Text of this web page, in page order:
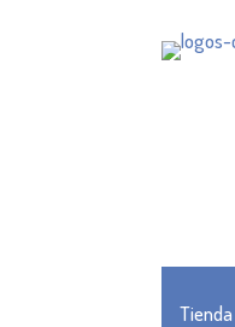
Tienda